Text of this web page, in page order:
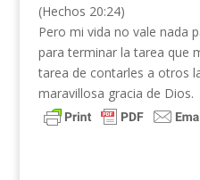
(Hechos 20:24)
Pero mi vida no vale nada
para terminar la tarea que
tarea de contarles a otros
maravillosa gracia de Dios.